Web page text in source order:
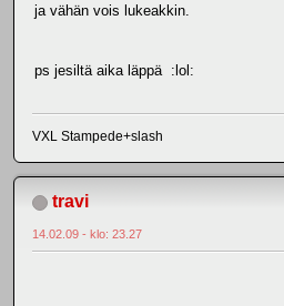
ja vähän vois lukeakkin.
ps jesiltä aika läppä :lol:
VXL Stampede+slash
travi
14.02.09 - klo: 23.27